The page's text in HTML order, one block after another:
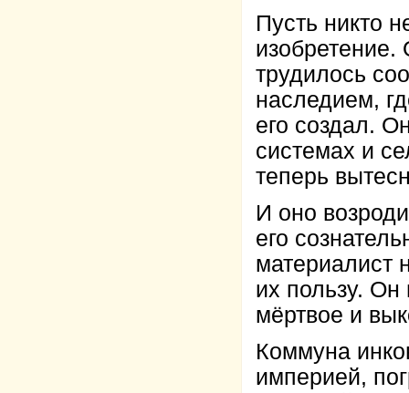
Пусть никто
изобретение.
трудилось
наследием,
его создал.
системах и
теперь
И оно
его
материалист
их пользу. Он
мёртвое и
Коммуна
империей,